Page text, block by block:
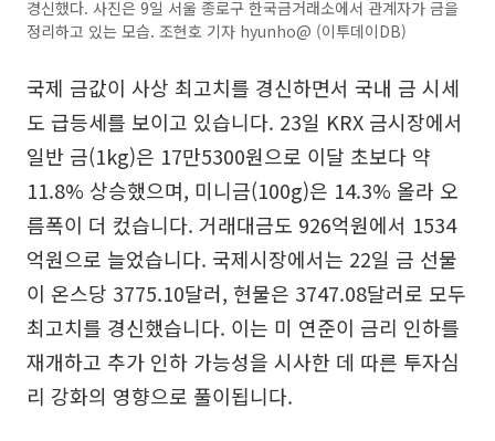
경신했다. 사진은 9일 서울 종로구 한국금거래소에서 관계자가 금을
정리하고 있는 모습. 조현호 기자 hyunho@ (이투데이DB)
국제 금값이 사상 최고치를 경신하면서 국내 금 시세
도 급등세를 보이고 있습니다. 23일 KRX 금시장에서
일반 금(1kg)은 17만5300원으로 이달 초보다 약
11.8% 상승했으며, 미니금(100g)은 14.3% 올라 오
름폭이 더 컸습니다. 거래대금도 926억원에서 1534
억원으로 늘었습니다. 국제시장에서는 22일 금 선물
이 온스당 3775.10달러, 현물은 3747.08달러로 모두
최고치를 경신했습니다. 이는 미 연준이 금리 인하를
재개하고 추가 인하 가능성을 시사한 데 따른 투자심
리 강화의 영향으로 풀이됩니다.